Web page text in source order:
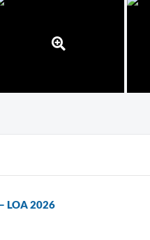
LOA 2026